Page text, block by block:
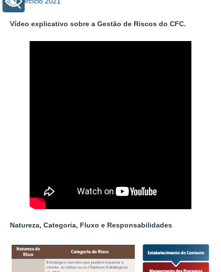
Vídeo explicativo sobre a Gestão de Riscos do CFC.
Natureza, Categoria, Fluxo e Responsabilidades